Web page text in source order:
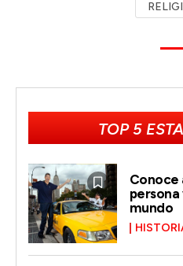
TOP 5
Conoce
persona
mundo